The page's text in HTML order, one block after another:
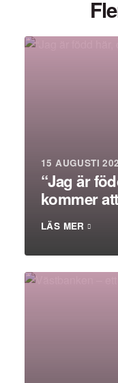
15 AUGUSTI
“Jag är
kommer
LÄS MER